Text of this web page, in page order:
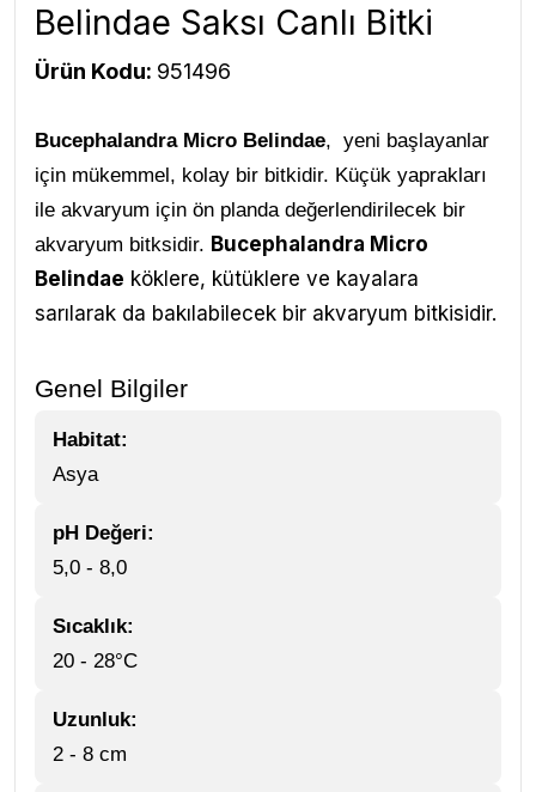
Belindae Saksı Canlı Bitki
Ürün Kodu: 951496
Bucephalandra Micro Belindae, yeni başlayanlar
için mükemmel, kolay bir bitkidir. Küçük yaprakları
ile akvaryum için ön planda değerlendirilecek bir
akvaryum bitksidir. Bucephalandra Micro
Belindae köklere, kütüklere ve kayalara
sarılarak da bakılabilecek bir akvaryum bitkisidir.
Genel Bilgiler
Habitat:
Asya
pH Değeri:
5,0 - 8,0
Sıcaklık:
20 - 28°C
Uzunluk:
2 - 8 cm